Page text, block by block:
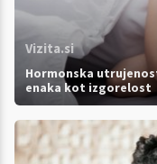
Vizita.si
Hormonska
enaka kot izgorelost